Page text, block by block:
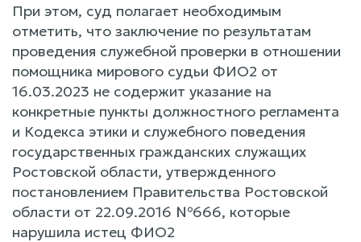
При этом, суд полагает необходимым
отметить, что заключение по результатам
проведения служебной проверки в отношении
помощника мирового судьи ФИО2 от
16.03.2023 не содержит указание на
конкретные пункты должностного регламента
и Кодекса этики и служебного поведения
государственных гражданских служащих
Ростовской области, утвержденного
постановлением Правительства Ростовской
области от 22.09.2016 №666, которые
нарушила истец ФИО2